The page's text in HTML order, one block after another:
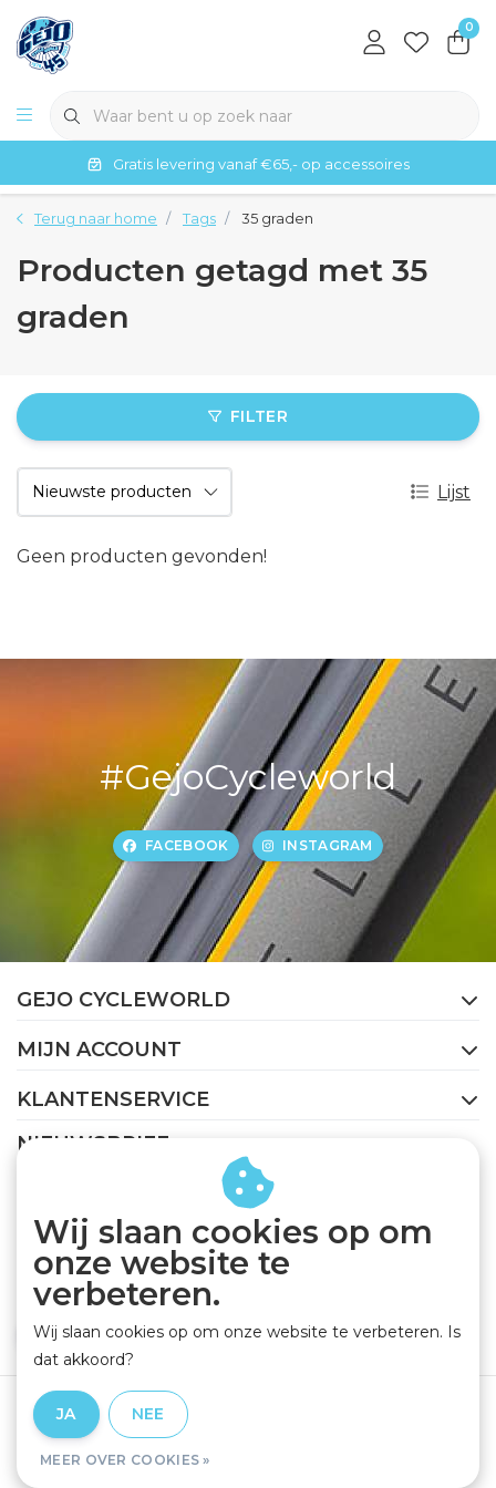
0
Gratis levering vanaf €65,- op accessoires
Terug naar home Tags 35 graden
Producten getagd met 35
graden
FILTER
Lijst
Geen producten gevonden!
#GejoCycleworld
FACEBOOK INSTAGRAM
GEJO CYCLEWORLD
MIJN ACCOUNT
KLANTENSERVICE
NIEUWSBRIEF
Abonneer je op onze nieuwsbrief om op de hoogte te
ABONNEER
Algemene voorwaarden
Wij slaan cookies op om
onze website te
verbeteren.
Wij slaan cookies op om onze website te verbeteren. Is
dat akkoord?
JA NEE
MEER OVER COOKIES »